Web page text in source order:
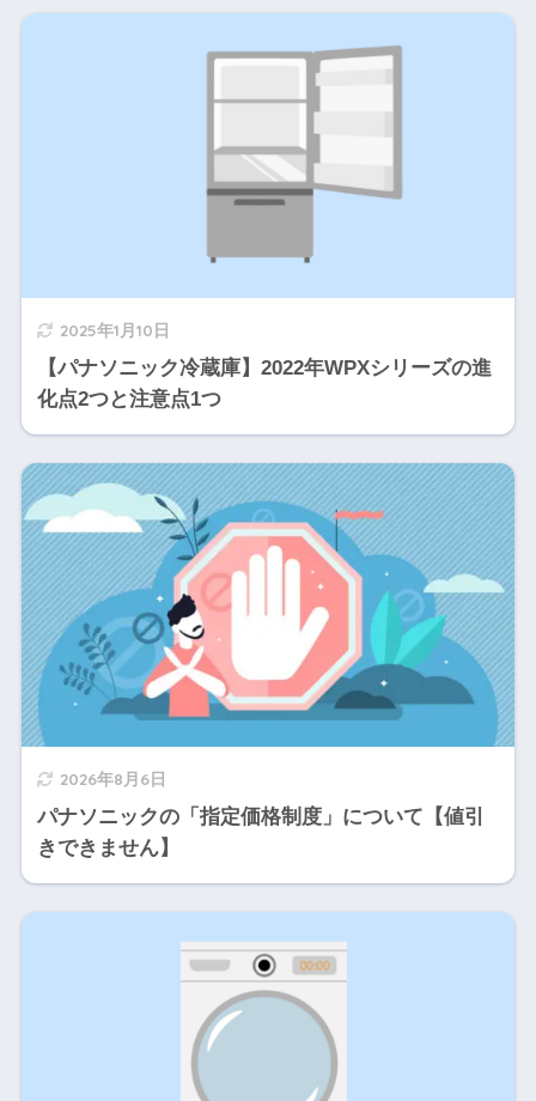
2025年1月10日
【パナソニック冷蔵庫】2022年WPXシリーズの進
化点2つと注意点1つ
2026年8月6日
パナソニックの「指定価格制度」について【値引
きできません】